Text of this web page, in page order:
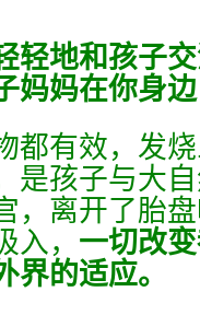
轻地和孩子
妈妈在你身
都有效，发
是孩子与大
，离开了胎
， 一切改
界的适应。